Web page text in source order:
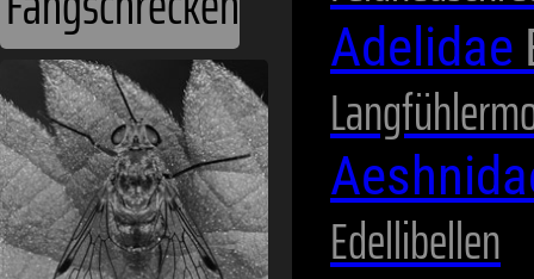
Adelidae
Edellibellen